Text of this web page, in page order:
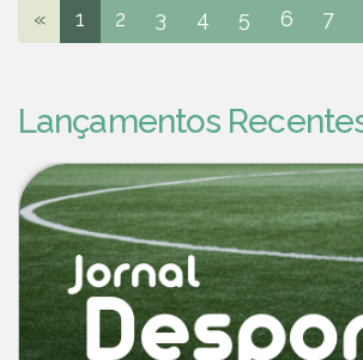
« 1 2 3 4 5 6 7
Lançamentos